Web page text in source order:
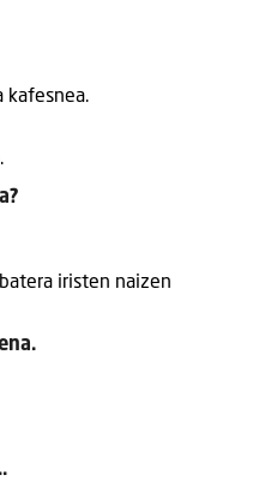
kafesnea.
iristen naizen